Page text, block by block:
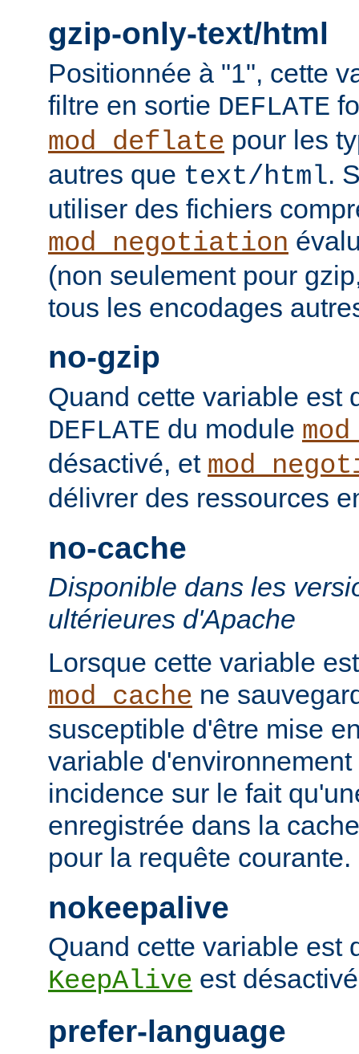
gzip-only-text/html
Positionnée à "1", cette
filtre en sortie DEFLATE
mod_deflate pour les
autres que text/html.
utiliser des fichiers
mod_negotiation
(non seulement pour
tous les encodages
no-gzip
Quand cette variable est
DEFLATE du module
désactivé, et
délivrer des ressources
no-cache
Disponible dans les
ultérieures d'Apache
Lorsque cette variable
mod_cache ne
susceptible d'être mise
variable
incidence sur le fait
enregistrée dans la
pour la requête courante.
nokeepalive
Quand cette variable est
KeepAlive est
prefer-language